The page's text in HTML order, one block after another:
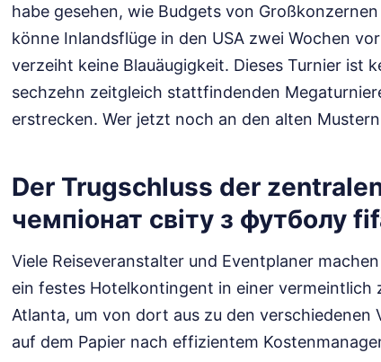
habe gesehen, wie Budgets von
könne Inlandsflüge in den USA zwei Wochen
verzeiht keine Blauäugigkeit. Dieses Turnier ist
sechzehn zeitgleich stattfindenden
erstrecken. Wer jetzt noch an den alten
Der Trugschluss der
чемпіонат світу з футболу
Viele Reiseveranstalter und Eventplaner
ein festes Hotelkontingent in einer
Atlanta, um von dort aus zu den verschiedenen
auf dem Papier nach effizientem